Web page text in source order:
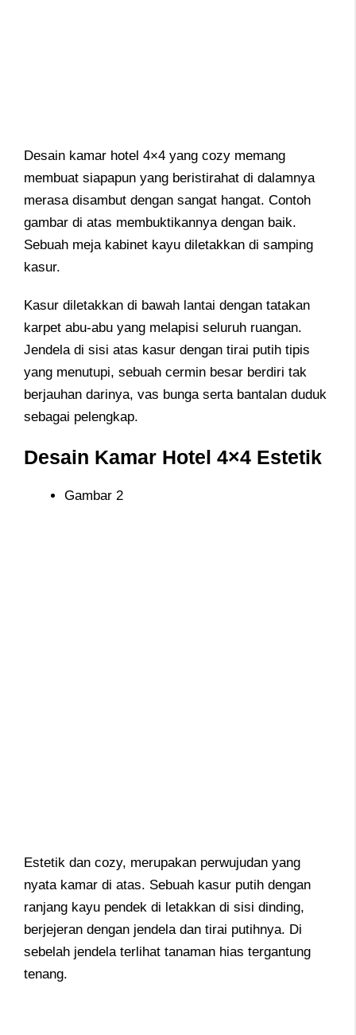
Desain kamar hotel 4×4 yang cozy memang
membuat siapapun yang beristirahat di dalamnya
merasa disambut dengan sangat hangat. Contoh
gambar di atas membuktikannya dengan baik.
Sebuah meja kabinet kayu diletakkan di samping
kasur.
Kasur diletakkan di bawah lantai dengan tatakan
karpet abu-abu yang melapisi seluruh ruangan.
Jendela di sisi atas kasur dengan tirai putih tipis
yang menutupi, sebuah cermin besar berdiri tak
berjauhan darinya, vas bunga serta bantalan duduk
sebagai pelengkap.
Desain Kamar Hotel 4×4 Estetik
Gambar 2
Estetik dan cozy, merupakan perwujudan yang
nyata kamar di atas. Sebuah kasur putih dengan
ranjang kayu pendek di letakkan di sisi dinding,
berjejeran dengan jendela dan tirai putihnya. Di
sebelah jendela terlihat tanaman hias tergantung
tenang.